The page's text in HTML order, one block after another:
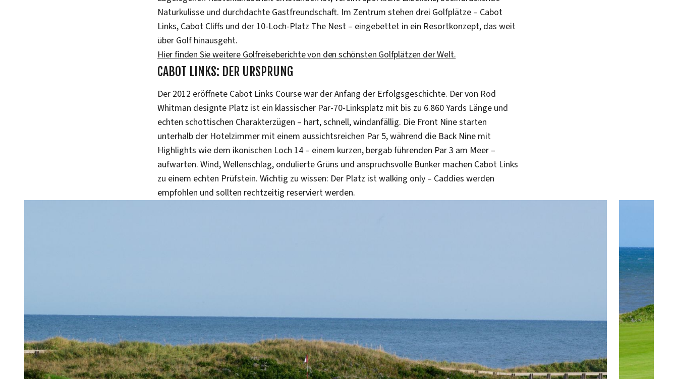
Naturkulisse und durchdachte Gastfreundschaft. Im Zentrum stehen drei Golfplätze – Cabot
Links, Cabot Cliffs und der 10-Loch-Platz The Nest – eingebettet in ein Resortkonzept, das weit
über Golf hinausgeht.
Hier finden Sie weitere Golfreiseberichte von den schönsten Golfplätzen der Welt.
CABOT LINKS: DER URSPRUNG
Der 2012 eröffnete Cabot Links Course war der Anfang der Erfolgsgeschichte. Der von Rod
Whitman designte Platz ist ein klassischer Par-70-Linksplatz mit bis zu 6.860 Yards Länge und
echten schottischen Charakterzügen – hart, schnell, windanfällig. Die Front Nine starten
unterhalb der Hotelzimmer mit einem aussichtsreichen Par 5, während die Back Nine mit
Highlights wie dem ikonischen Loch 14 – einem kurzen, bergab führenden Par 3 am Meer –
aufwarten. Wind, Wellenschlag, ondulierte Grüns und anspruchsvolle Bunker machen Cabot Links
zu einem echten Prüfstein. Wichtig zu wissen: Der Platz ist walking only – Caddies werden
empfohlen und sollten rechtzeitig reserviert werden.